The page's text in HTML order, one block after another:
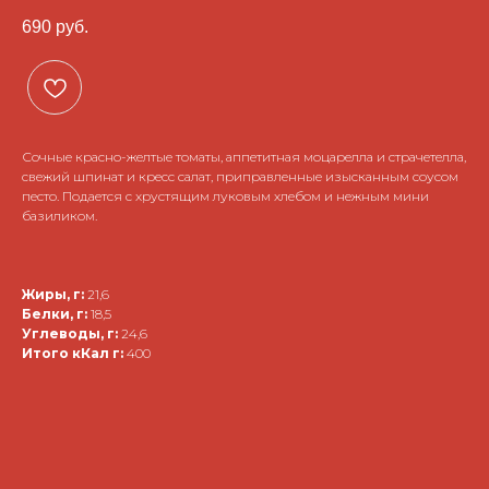
690 руб.
Сочные красно-желтые томаты, аппетитная моцарелла и страчетелла,
свежий шпинат и кресс салат, приправленные изысканным соусом
песто. Подается с хрустящим луковым хлебом и нежным мини
базиликом.
Жиры, г: 21,6
Белки, г: 18,5
Углеводы, г: 24,6
Итого кКал г: 400